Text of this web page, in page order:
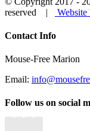
reserved |
Website
Close
Bar
Contact Info
Mouse-Free Marion
Email:
Follow us on social